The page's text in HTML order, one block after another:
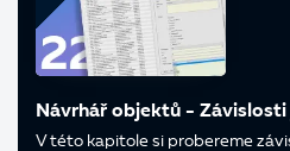
Návrhář objektů -
V této kapitole si probereme